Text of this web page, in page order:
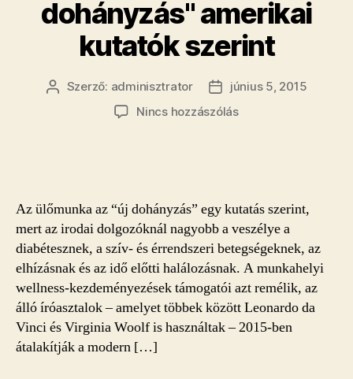
dohányzás" amerikai
kutatók szerint
Bejegyzés
Szerző: adminisztrator
Bejegyzés
dátuma
június 5, 2015
Nincs hozzászólása(z)
amerikai
kutatók
szerint
bejegyzéshez
Az ülőmunka az “új dohányzás” egy kutatás szerint,
mert az irodai dolgozóknál nagyobb a veszélye a
diabétesznek, a szív- és érrendszeri betegségeknek, az
elhízásnak és az idő előtti halálozásnak. A munkahelyi
wellness-kezdeményezések támogatói azt remélik, az
álló íróasztalok – amelyet többek között Leonardo da
Vinci és Virginia Woolf is használtak – 2015-ben
átalakítják a modern […]